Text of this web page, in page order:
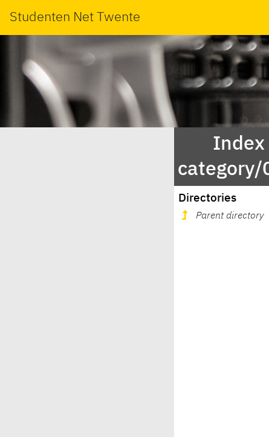
Studenten Net Twente
Index
category/
Directories
Parent directory